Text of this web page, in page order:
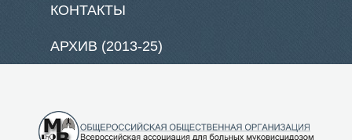
КОНТАКТЫ
АРХИВ (2013-25)